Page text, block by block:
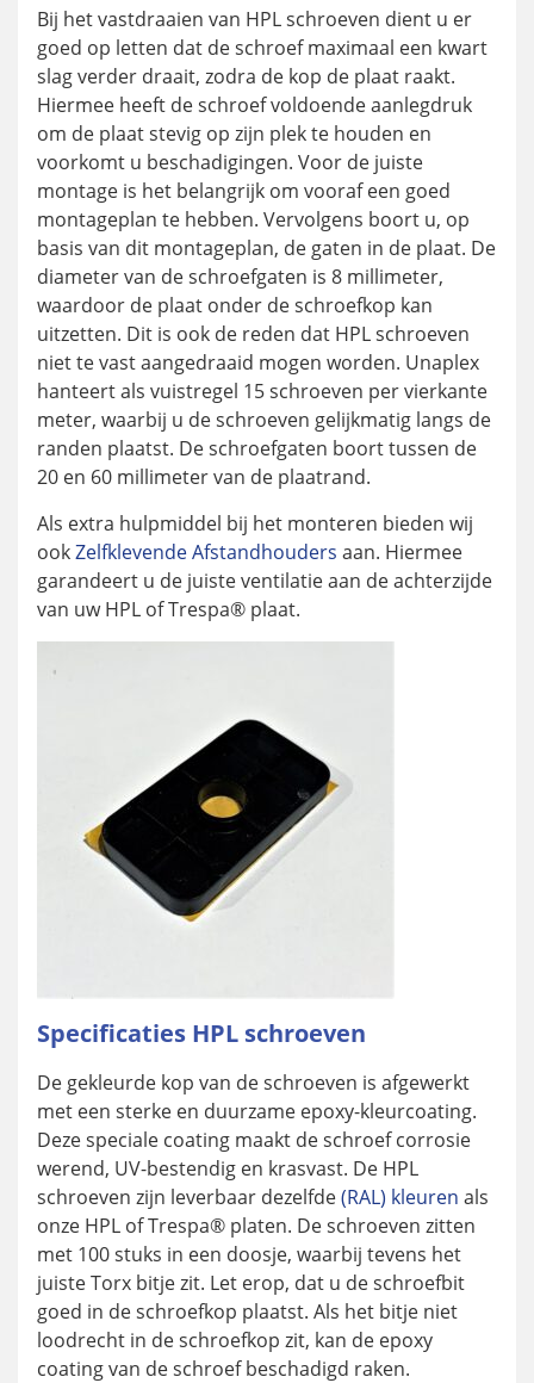
Bij het vastdraaien van HPL schroeven dient u er
goed op letten dat de schroef maximaal een kwart
slag verder draait, zodra de kop de plaat raakt.
Hiermee heeft de schroef voldoende aanlegdruk
om de plaat stevig op zijn plek te houden en
voorkomt u beschadigingen. Voor de juiste
montage is het belangrijk om vooraf een goed
montageplan te hebben. Vervolgens boort u, op
basis van dit montageplan, de gaten in de plaat. De
diameter van de schroefgaten is 8 millimeter,
waardoor de plaat onder de schroefkop kan
uitzetten. Dit is ook de reden dat HPL schroeven
niet te vast aangedraaid mogen worden. Unaplex
hanteert als vuistregel 15 schroeven per vierkante
meter, waarbij u de schroeven gelijkmatig langs de
randen plaatst. De schroefgaten boort tussen de
20 en 60 millimeter van de plaatrand.
Als extra hulpmiddel bij het monteren bieden wij
ookZelfklevende Afstandhouders aan. Hiermee
garandeert u de juiste ventilatie aan de achterzijde
van uw HPL of Trespa® plaat.
Specificaties HPL schroeven
De gekleurde kop van de schroeven is afgewerkt
met een sterke en duurzame epoxy-kleurcoating.
Deze speciale coating maakt de schroef corrosie
werend, UV-bestendig en krasvast. De HPL
schroeven zijn leverbaar dezelfde(RAL) kleuren als
onze HPL of Trespa® platen. De schroeven zitten
met 100 stuks in een doosje, waarbij tevens het
juiste Torx bitje zit. Let erop, dat u de schroefbit
goed in de schroefkop plaatst. Als het bitje niet
loodrecht in de schroefkop zit, kan de epoxy
coating van de schroef beschadigd raken.